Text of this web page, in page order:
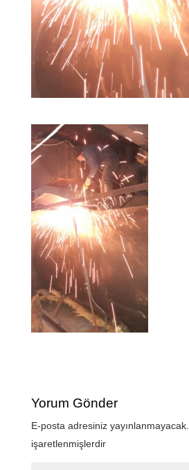
Yorum Gönder
E-posta adresiniz yayınlanmayacak.
işaretlenmişlerdir